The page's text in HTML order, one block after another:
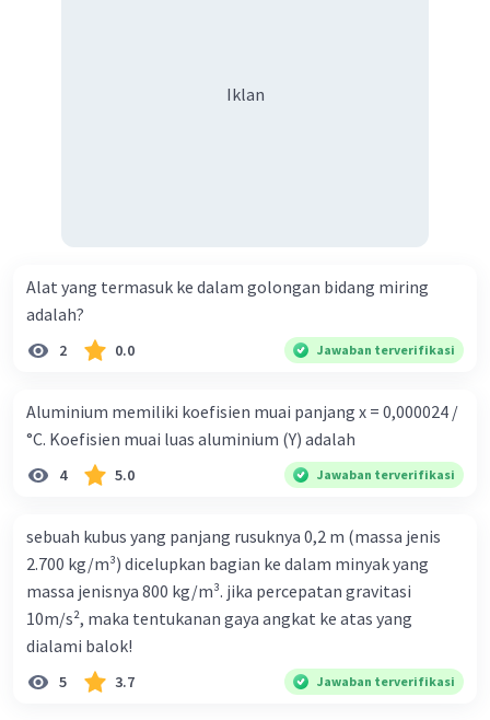
Sehingga, tinggi bayangannya adalah:
0,5 = h'/10
Dari hasil perhitungan di atas disimpulkan sifat
bayangan:
a. Nyata, karena s' bertanda positif
c. Diperkecil, karena M bernilai 0,5 kali.
Jadi, sifat bayangannya adalah nyata, terbalik,
dan diperkecil.
Iklan
Alat yang termasuk ke dalam golongan bidang miring
adalah?
2 0.0 Jawaban terverifikasi
Aluminium memiliki koefisien muai panjang x = 0,000024 /
°C. Koefisien muai luas aluminium (Y) adalah
4 5.0 Jawaban terverifikasi
sebuah kubus yang panjang rusuknya 0,2 m (massa jenis
2.700 kg/m³) dicelupkan bagian ke dalam minyak yang
massa jenisnya 800 kg/m³. jika percepatan gravitasi
10m/s², maka tentukanan gaya angkat ke atas yang
dialami balok!
5 3.7 Jawaban terverifikasi